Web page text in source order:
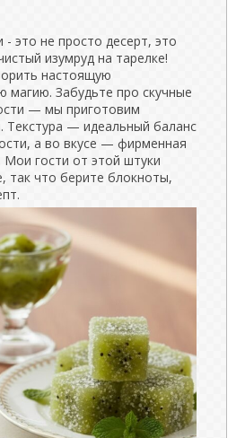
это не просто десерт, это
изумруд на тарелке!
настоящую
магию. Забудьте про скучные
— мы приготовим
Текстура — идеальный баланс
а во вкусе — фирменная
Мои гости от этой штуки
так что берите блокноты,